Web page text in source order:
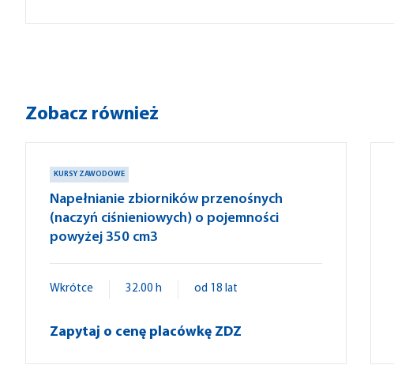
Zobacz również
KURSY ZAWODOWE
Napełnianie zbiorników przenośnych
(naczyń ciśnieniowych) o pojemności
powyżej 350 cm3
Wkrótce 32.00 h od 18 lat
Zapytaj o cenę placówkę ZDZ